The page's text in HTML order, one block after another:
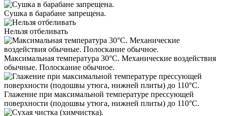
Сушка в барабане запрещена.
Нельзя отбеливать
Максимальная температура 30°С. Механические воздействия
обычные. Полоскание обычное.
Глажение при максимальной температуре прессующей
поверхности (подошвы утюга, нижней плиты) до 110°С.